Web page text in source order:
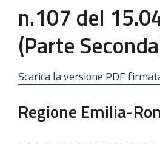
n.107 del
(Parte
Scarica la versione PDF
Regione Emilia-